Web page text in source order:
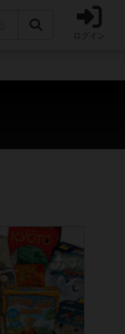
ログイン
ていないため、初めて
、ゲームコンセプトを絞
スロール」はランダ